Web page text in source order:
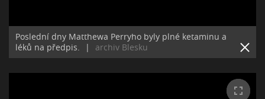
Poslední dny Matthewa Perryho byly plné ketaminu a
léků na předpis.
| archiv Blesku